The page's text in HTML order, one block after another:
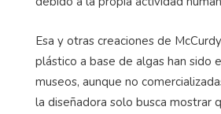
Esa y otras creaciones de
plástico a base de algas han sido
museos, aunque no
la diseñadora solo busca mostrar